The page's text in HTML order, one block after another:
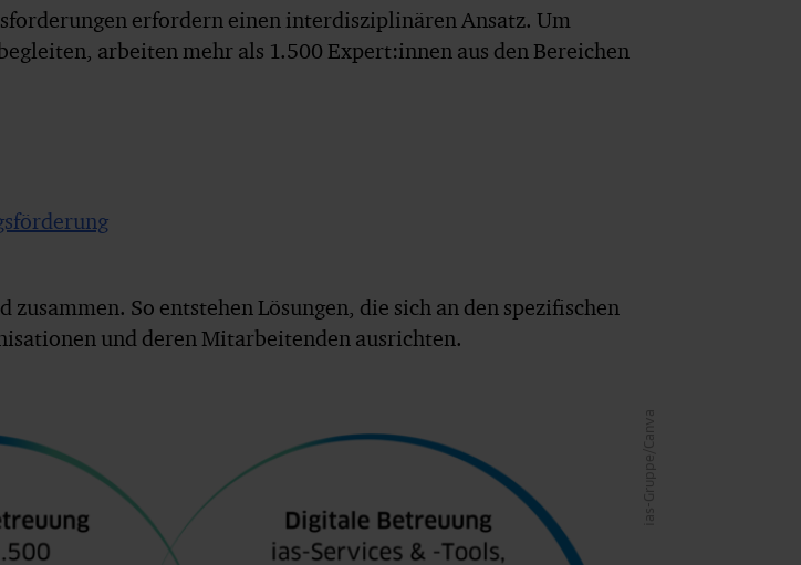
erfordern einen interdisziplinären Ansatz. Um
arbeiten mehr als 1.500 Expert:innen aus den Bereichen
zusammen. So entstehen Lösungen, die sich an den spezifischen
und deren Mitarbeitenden ausrichten.